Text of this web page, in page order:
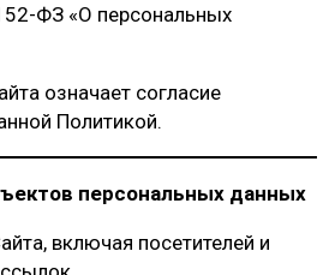
ФЗ «О персональных
означает согласие
Политикой.
персональных данных
включая посетителей и